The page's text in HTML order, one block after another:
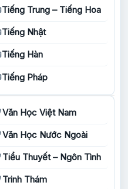
Tiếng Trung – Tiếng Hoa
Tiếng Nhật
Tiếng Hàn
Tiếng Pháp
Văn Học Việt Nam
Văn Học Nước Ngoài
Tiểu Thuyết – Ngôn Tình
Trinh Thám